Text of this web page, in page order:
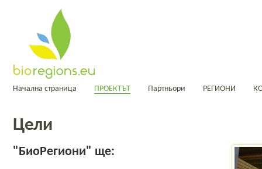
Начална страница ПРОЕКТЪТ Партньори РЕГИОНИ
Цели
"БиоРегиони" ще: